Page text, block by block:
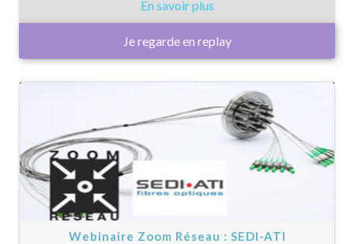
Je regarde en replay
Webinaire Zoom Réseau : SEDI-ATI